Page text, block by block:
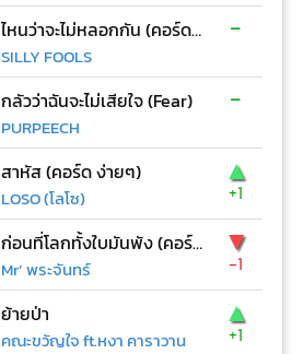
ไหนว่าจะไม่หลอกกัน (คอร์ด ง่ายๆ)
SILLY FOOLS
-
กลัวว่าฉันจะไม่เสียใจ (Fear)
PURPEECH
-
สาหัส (คอร์ด ง่ายๆ)
LOSO (โลโซ)
▲
+1
ก่อนที่โลกทั้งใบมันพัง (คอร์ด ง่ายๆ)
Mr’ พระจันทร์
▼
-1
ย้ายป่า
คณะขวัญใจ ft.หงา คาราวาน
▲
+1